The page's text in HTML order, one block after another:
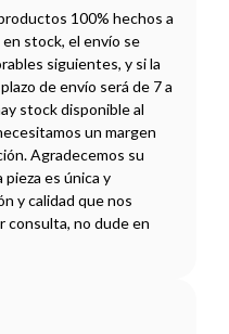
100% hechos a
stock, el envío se
siguientes, y si la
de envío será de 7 a
stock disponible al
un margen
Agradecemos su
pieza es única y
y calidad que nos
consulta, no dude en